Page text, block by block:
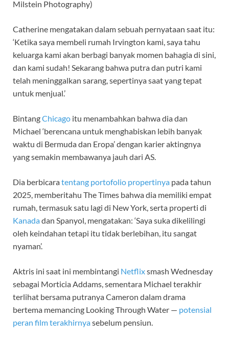
Milstein Photography)
Catherine mengatakan dalam sebuah pernyataan saat itu:
‘Ketika saya membeli rumah Irvington kami, saya tahu
keluarga kami akan berbagi banyak momen bahagia di sini,
dan kami sudah! Sekarang bahwa putra dan putri kami
telah meninggalkan sarang, sepertinya saat yang tepat
untuk menjual.’
BintangChicago itu menambahkan bahwa dia dan
Michael ‘berencana untuk menghabiskan lebih banyak
waktu di Bermuda dan Eropa’ dengan karier aktingnya
yang semakin membawanya jauh dari AS.
Dia berbicaratentang portofolio propertinya pada tahun
2025, memberitahu The Times bahwa dia memiliki empat
rumah, termasuk satu lagi di New York, serta properti di
Kanadadan Spanyol, mengatakan: ‘Saya suka dikelilingi
oleh keindahan tetapi itu tidak berlebihan, itu sangat
nyaman’.
Aktris ini saat ini membintangi Netflixsmash Wednesday
sebagai Morticia Addams, sementara Michael terakhir
terlihat bersama putranya Cameron dalam drama
bertema memancing Looking Through Water — potensial
peran film terakhirnyasebelum pensiun.